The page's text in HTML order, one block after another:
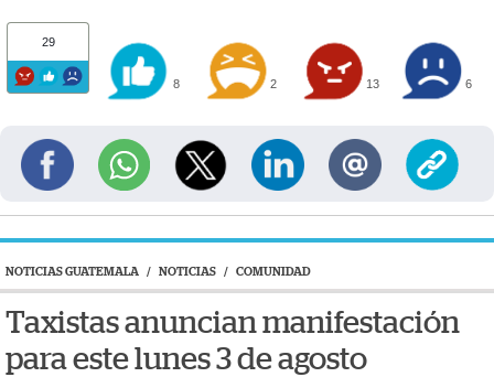
29
8 2 13 6
NOTICIAS GUATEMALA / NOTICIAS / COMUNIDAD
Taxistas anuncian manifestación
para este lunes 3 de agosto